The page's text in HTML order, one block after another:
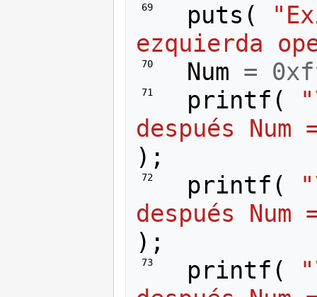
69 puts (
ezquierda
70 Num =
71 printf ( "
después Num
);
72 printf ( "
después Num
);
73 printf ( "